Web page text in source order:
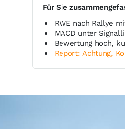
Für Sie
RWE nach Rallye
MACD unter
Bewertung hoch,
Report: Achtung,